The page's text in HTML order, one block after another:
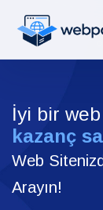
İyi bir
kazanç
Web
Arayın!